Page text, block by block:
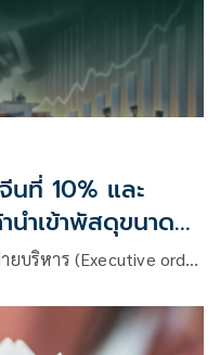
นที่ 10% และ
นำเข้าพัสดุขนาด
ยบริหาร (Executive ord…